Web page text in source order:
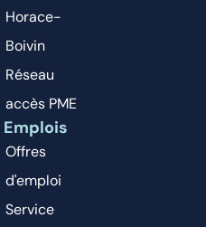
Horace-
Boivin
Réseau
accès PME
Emplois
Offres
d'emploi
Service